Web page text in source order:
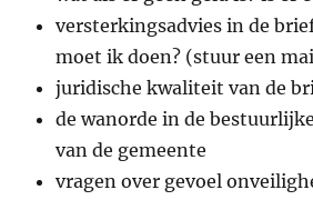
versterkingsadvies in de
moet ik doen? (stuur een
juridische kwaliteit van de
de wanorde in de
van de gemeente
vragen over gevoel